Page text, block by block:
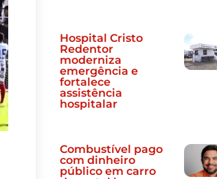
Hospital Cristo
Redentor
moderniza
emergência e
fortalece
assistência
hospitalar
Combustível pago
com dinheiro
público em carro